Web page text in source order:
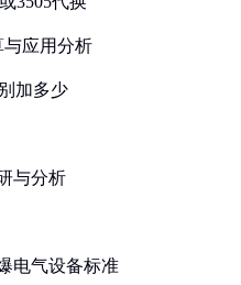
与应用分析
加多少
与分析
电气设备标准